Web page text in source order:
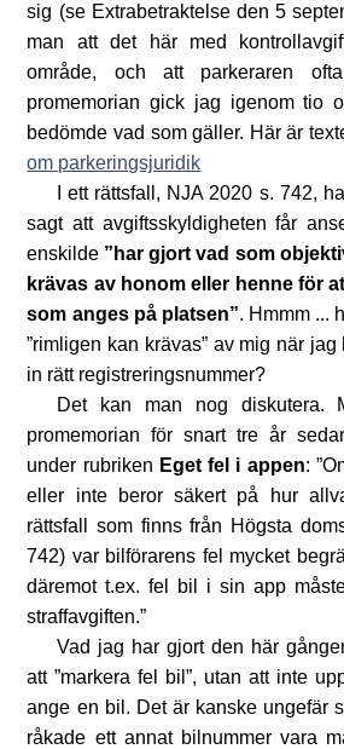
sig (se Extrabetraktelse den 5
man att det här med
område, och att parkeraren
promemorian gick jag igenom tio
bedömde vad som gäller. Här är
om parkeringsjuridik
I ett rättsfall, NJA 2020 s. 742,
sagt att avgiftsskyldigheten får
enskilde ”har gjort vad som
krävas av honom eller henne för
som anges på platsen”. Hmmm ...
”rimligen kan krävas” av mig när
in rätt registreringsnummer?
Det kan man nog diskutera.
promemorian för snart tre år
under rubriken Eget fel i appen:
eller inte beror säkert på hur
rättsfall som finns från Högsta
742) var bilförarens fel mycket
däremot t.ex. fel bil i sin app
straffavgiften.”
Vad jag har gjort den här
att ”markera fel bil”, utan att inte
ange en bil. Det är kanske ungefär
råkade ett annat bilnummer vara